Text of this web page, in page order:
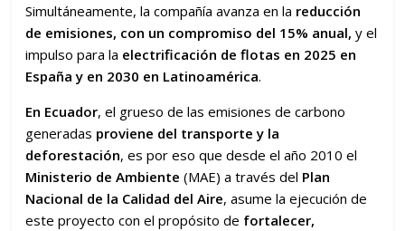
Simultáneamente, la compañía avanza en la reducción
de emisiones, con un compromiso del 15% anual, y el
impulso para la electrificación de flotas en 2025 en
España y en 2030 en Latinoamérica.
En Ecuador, el grueso de las emisiones de carbono
generadas proviene del transporte y la
deforestación, es por eso que desde el año 2010 el
Ministerio de Ambiente (MAE) a través del Plan
Nacional de la Calidad del Aire, asume la ejecución de
este proyecto con el propósito de fortalecer,